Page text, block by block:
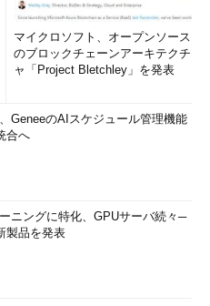
マイクロソフト、オープンソース
のブロックチェーンアーキテクチ
ャ「Project Bletchley」を発表
GeneeのAIスケジュール管理機能
合へ
ニングに特化、GPUサーバ続々─
製品を発表